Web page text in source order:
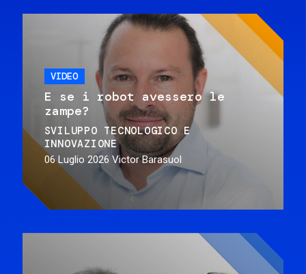
VIDEO
E se i robot avessero le
zampe?
SVILUPPO TECNOLOGICO E
INNOVAZIONE
06 Luglio 2026 Victor Barasuol